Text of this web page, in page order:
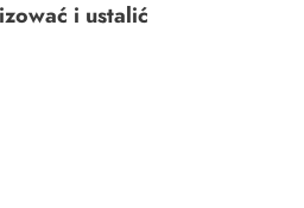
i ustalić